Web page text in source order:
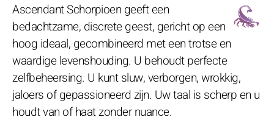
Ascendant Schorpioen geeft een
bedachtzame, discrete geest, gericht op een
hoog ideaal, gecombineerd met een trotse en
waardige levenshouding. U behoudt perfecte
zelfbeheersing. U kunt sluw, verborgen, wrokkig,
jaloers of gepassioneerd zijn. Uw taal is scherp en u
houdt van of haat zonder nuance.